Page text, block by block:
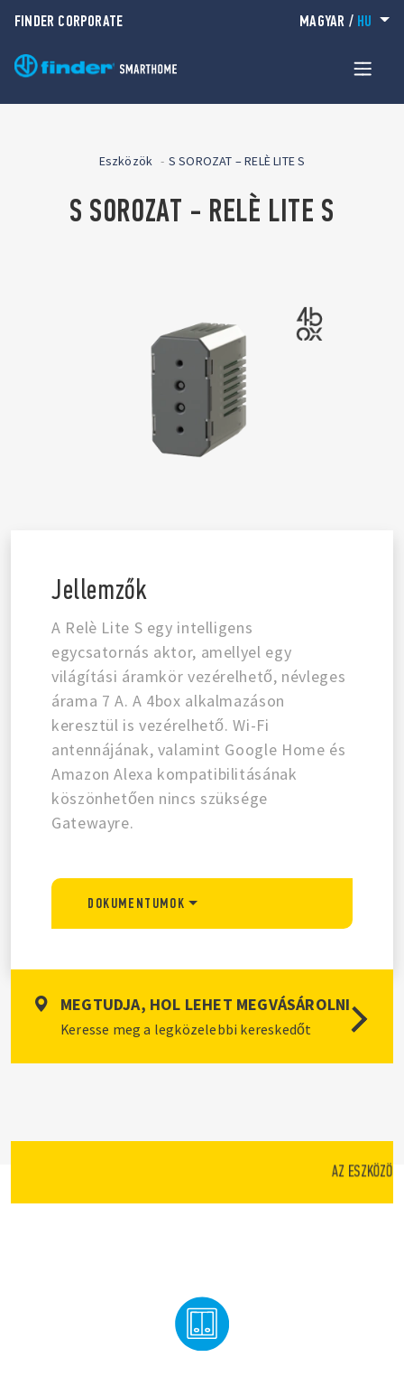
FINDER CORPORATE MAGYAR / HU
Eszközök S SOROZAT – RELÈ LITE S
S SOROZAT - RELÈ LITE S
Jellemzők
A Relè Lite S egy intelligens
egycsatornás aktor, amellyel egy
világítási áramkör vezérelhető, névleges
árama 7 A. A 4box alkalmazáson
keresztül is vezérelhető. Wi-Fi
antennájának, valamint Google Home és
Amazon Alexa kompatibilitásának
köszönhetően nincs szüksége
Gatewayre.
DOKUMENTUMOK
MEGTUDJA, HOL LEHET MEGVÁSÁROLNI
Keresse meg a legközelebbi kereskedőt
AZ ESZKÖZÖK